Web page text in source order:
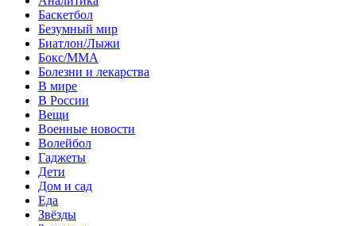
Баскетбол
Безумный мир
Биатлон/Лыжи
Бокс/MMA
Болезни и лекарства
В мире
В России
Вещи
Военные новости
Волейбол
Гаджеты
Дети
Дом и сад
Еда
Звёзды